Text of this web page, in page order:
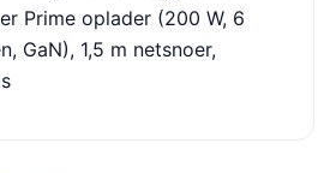
Prime oplader (200 W, 6
GaN), 1,5 m netsnoer,